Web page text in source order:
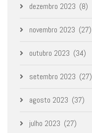
dezembro 2023 (8)
novembro 2023 (27)
outubro 2023 (34)
setembro 2023 (27)
agosto 2023 (37)
julho 2023 (27)